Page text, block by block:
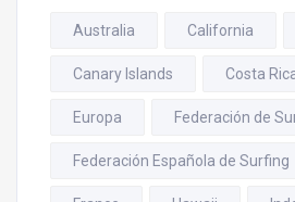
Australia California
Canary Islands Costa
Europa Federación de
Federación Española de Surfing